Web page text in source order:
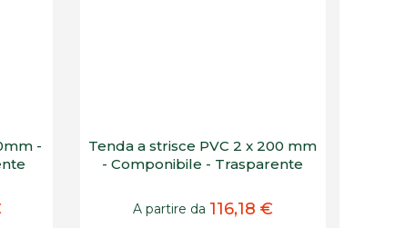
-
Tenda a strisce PVC 2 x 200 mm
- Componibile - Trasparente
A partire da 116,18 €